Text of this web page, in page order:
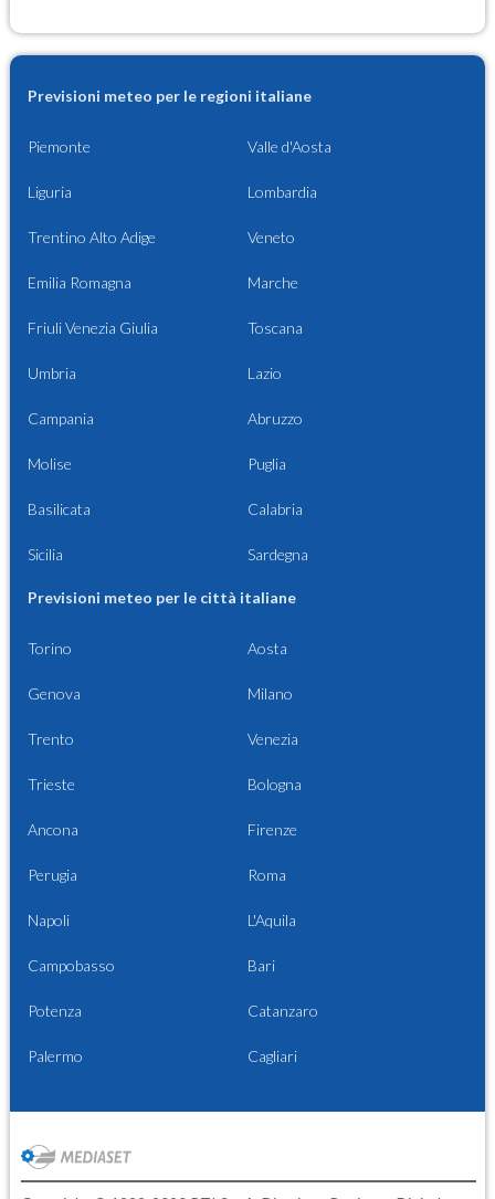
Previsioni meteo per le regioni italiane
Piemonte Valle d'Aosta
Liguria Lombardia
Trentino Alto Adige Veneto
Emilia Romagna Marche
Friuli Venezia Giulia Toscana
Umbria Lazio
Campania Abruzzo
Molise Puglia
Basilicata Calabria
Sicilia Sardegna
Previsioni meteo per le città italiane
Torino Aosta
Genova Milano
Trento Venezia
Trieste Bologna
Ancona Firenze
Perugia Roma
Napoli L'Aquila
Campobasso Bari
Potenza Catanzaro
Palermo Cagliari